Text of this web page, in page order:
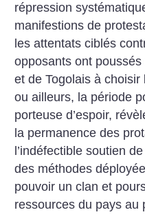
répression
manifestions de
les attentats ciblés
opposants ont
et de Togolais à choisir
ou ailleurs, la période
porteuse d’espoir,
la permanence des
l’indéfectible soutien
des méthodes
pouvoir un clan et
ressources du pays au